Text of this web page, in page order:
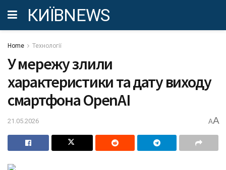
КИЇВNEWS
Home Технології
У мережу злили
характеристики та дату виходу
смартфона OpenAI
21.05.2026 AA